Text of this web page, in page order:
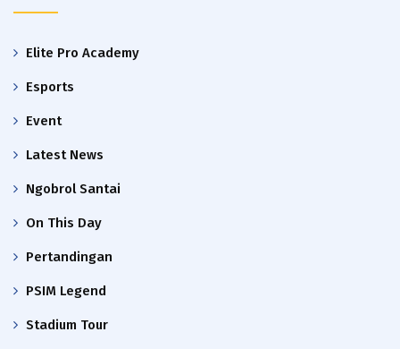
Elite Pro Academy
Esports
Event
Latest News
Ngobrol Santai
On This Day
Pertandingan
PSIM Legend
Stadium Tour